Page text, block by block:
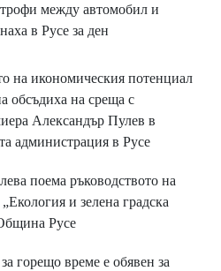
между автомобил и
в Русе за ден
на икономическия потенциал
обсъдиха на среща с
Александър Пулев в
администрация в Русе
поема ръководството на
и зелена градска
Русе
горещо време е обявен за